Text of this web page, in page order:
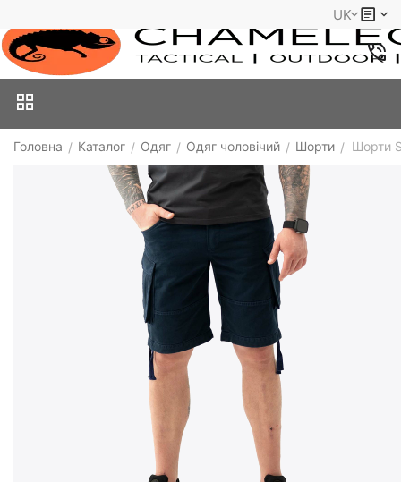
UK
Головна / Каталог / Одяг / Одяг чоловічий / Шорти / Шорти